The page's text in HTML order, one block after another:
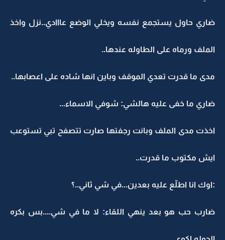
ضاري حاول يستجمع نفسه ويخلي الوضع عااادي..نزل واخذ
الملف ورماه على الطاوله عندها..
مدى ما قدرت تعدي الموقف وباين انها شاده على اعصابها..
ضاري ما خفى عليه هالشي: شوفي الاسماء...
اخذت مدى الملف وبانت رجفتها صارت تتصفح تبي تستوعب
ايش مكتوب ما قدرت..
:اوك انا اطلّع عليه بعدين...في شي ثاني..؟
ضارب حب هو بعد ينهي اللقاء: لا ما في شي....بس بكره